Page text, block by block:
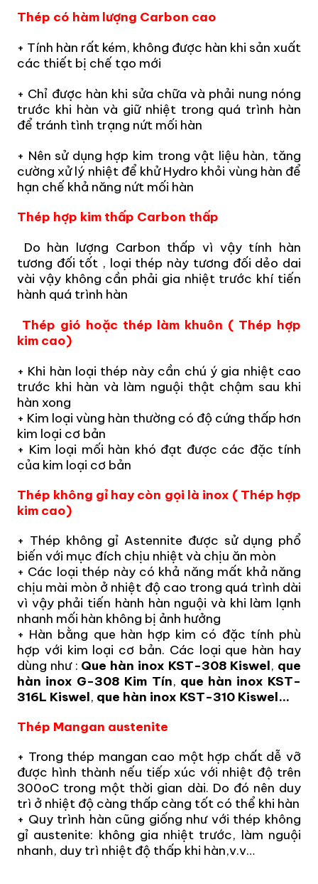
Thép có hàm lượng Carbon cao
+ Tính hàn rất kém, không được hàn khi sản xuất
các thiết bị chế tạo mới
+ Chỉ được hàn khi sửa chữa và phải nung nóng
trước khi hàn và giữ nhiệt trong quá trình hàn
để tránh tình trạng nứt mối hàn
+ Nên sử dụng hợp kim trong vật liệu hàn, tăng
cường xử lý nhiệt để khử Hydro khỏi vùng hàn để
hạn chế khả năng nứt mối hàn
Thép hợp kim thấp Carbon thấp
Do hàn lượng Carbon thấp vì vậy tính hàn
tương đối tốt , loại thép này tương đối dẻo dai
vài vậy không cần phải gia nhiệt trước khí tiến
hành quá trình hàn
Thép gió hoặc thép làm khuôn ( Thép hợp
kim cao)
+ Khi hàn loại thép này cần chú ý gia nhiệt cao
trước khi hàn và làm nguội thật chậm sau khi
hàn xong
+ Kim loại vùng hàn thường có độ cứng thấp hơn
kim loại cơ bản
+ Kim loại mối hàn khó đạt được các đặc tính
của kim loại cơ bản
Thép không gỉ hay còn gọi là inox ( Thép hợp
kim cao)
+ Thép không gỉ Astennite được sử dụng phổ
biến với mục đích chịu nhiệt và chịu ăn mòn
+ Các loại thép này có khả năng mất khả năng
chịu mài mòn ở nhiệt độ cao trong quá trình dài
vì vậy phải tiến hành hàn nguội và khi làm lạnh
nhanh mối hàn không bị ảnh hưởng
+ Hàn bằng que hàn hợp kim có đặc tính phù
hợp với kim loại cơ bản. Các loại que hàn hay
dùng như : Que hàn inox KST-308 Kiswel, que
hàn inox G-308 Kim Tín, que hàn inox KST-
316L Kiswel, que hàn inox KST-310 Kiswel…
Thép Mangan austenite
+ Trong thép mangan cao một hợp chất dễ vỡ
được hình thành nếu tiếp xúc với nhiệt độ trên
300oC trong một thời gian dài. Do đó nên duy
trì ở nhiệt độ càng thấp càng tốt có thể khi hàn
+ Quy trình hàn cũng giống như với thép không
gỉ austenite: không gia nhiệt trước, làm nguội
nhanh, duy trì nhiệt độ thấp khi hàn,v.v…